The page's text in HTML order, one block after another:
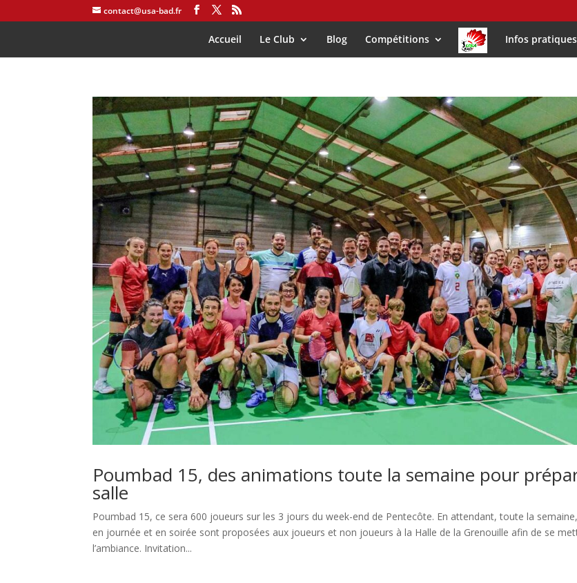
contact@usa-bad.fr
Accueil Le Club Blog Compétitions Infos pratiques
Poumbad 15, des animations toute la semaine pour
salle
Poumbad 15, ce sera 600 joueurs sur les 3 jours du week-end de Pentecôte. En attendant, toute la
en journée et en soirée sont proposées aux joueurs et non joueurs à la Halle de la Grenouille afin de se
l’ambiance. Invitation...